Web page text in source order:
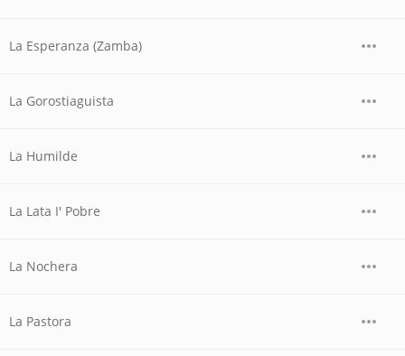
La Esperanza (Zamba)
La Gorostiaguista
La Humilde
La Lata I' Pobre
La Nochera
La Pastora